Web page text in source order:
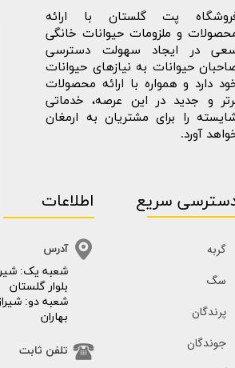
پت گلستان با ارائه
و ملزومات حیوانات خانگی
در ایجاد سهولت دسترسی
حیوانات به نیازهای حیوانات
دارد و همواره با ارائه محصولات
و جدید در این عرصه، خدماتی
را برای مشتریان به ارمغان
آورد.
سریع
گربه
سگ
پرندگان
جوندگان
​​شعبه یک:
بلوار گلستان
شعبه دو:
بهاران
اطلاعات
آدرس
تلفن ثابت